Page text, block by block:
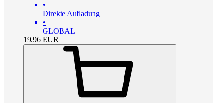
•
Direkte Aufladung
•
GLOBAL
19.96 EUR